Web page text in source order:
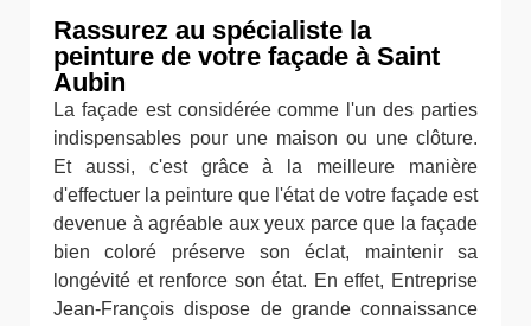
Rassurez au spécialiste la
peinture de votre façade à Saint
Aubin
La façade est considérée comme l'un des parties
indispensables pour une maison ou une clôture.
Et aussi, c'est grâce à la meilleure manière
d'effectuer la peinture que l'état de votre façade est
devenue à agréable aux yeux parce que la façade
bien coloré préserve son éclat, maintenir sa
longévité et renforce son état. En effet, Entreprise
Jean-François dispose de grande connaissance